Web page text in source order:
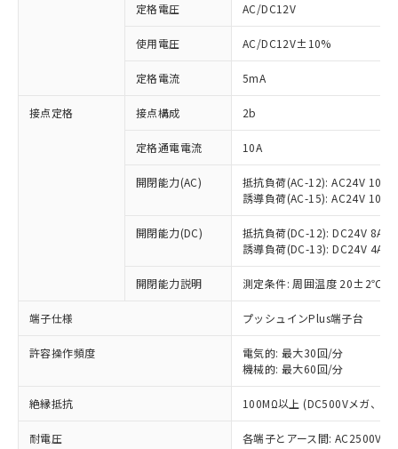
定格電圧 AC/DC12V
使用電圧 AC/DC12V±10%
定格電流 5mA
接点定格 接点構成 2b
定格通電電流 10A
開閉能力(AC)
抵抗負荷(AC-12): AC24V 10A/
誘導負荷(AC-15): AC24V
開閉能力(DC)
抵抗負荷(DC-12): DC24V 8A/
誘導負荷(DC-13): DC24V 4A/
開閉能力説明 測定条件: 周囲温度 20±2℃、
端子仕様 プッシュインPlus端子台
許容操作頻度
電気的: 最大30回/分
機械的: 最大60回/分
絶縁抵抗 100MΩ以上 (DC500Vメガ、点
耐電圧
各端子とアース間: AC2500V
ご利用条件
以下の条件をお読みいただき、同意のうえ
本サービスは、当社制御機器事業取扱
商品の当社在庫状況および標準価格
(税抜)を提供させていただくもので
当社制御機器事業取扱商品の中には、
本サービスの対象外となる商品もある
ことをご了承ください。
在庫状況および標準価格照会結果は、
記載している更新日時点での社内デー
タに基づき作成されるものであり、閲
覧された時点での実際の在庫および標
準価格とは異なる場合があることをご
対応済み：EU RoHS指令（10物質）の
非含有に対応した製品が提供可能な商品で
対応予定：EU RoHS指令（10物質）の非含
有に対応した製品に切り替える予定のある
対応予定なし：EU RoHS指令（10物質）の
非含有に非対応の商品で、対応品を出す予
調査・確認中：EU RoHS指令（10物質）の
非含有の対応状況を調査中または確認中の
非該当品：ライセンス料など無形物で、有
害物質有無と関係のない商品です。
仕入先様の事情により、非含有部品として
いたものが、含有品と判明した場合などや
むを得ず変更することがあります。
*EU RoHS指令（10物質）：
鉛(Pb) 1000ppm以下、 水銀(Hg) 1000ppm以下、 カド
六価クロム(Cr(Ⅵ)) 1000ppm以下、ポリ臭化ビフェニル
※1 中国RoHS○×表
「○」：最大均質材料含有率が中国RoHSの
基準値以下であることを示します。
「×」：最大均質材料含有率が中国RoHSの
基準値を超えていることを示します。
「－」：未確認です。当社販売部門へお問
*中国RoHS10物質の基準値 (GB/T26572)：
当社は、これら貴社製品のうち、外国
為替および外国貿易法に定める商品
（以下｢規制貨物等」という）を輸出
または国外への提供する場合は、日本
国政府の輸出許可(または役務取引許
可)を取得するなどの必要な手続きを